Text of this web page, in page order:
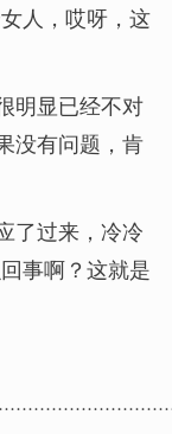
人，哎呀，这
明显已经不对
没有问题，肯
了过来，冷冷
事啊？这就是